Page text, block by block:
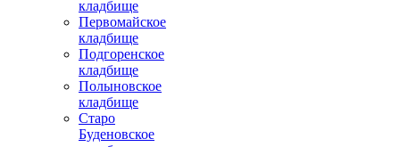
кладбище
Первомайское
кладбище
Подгоренское
кладбище
Полыновское
кладбище
Старо
Буденовское